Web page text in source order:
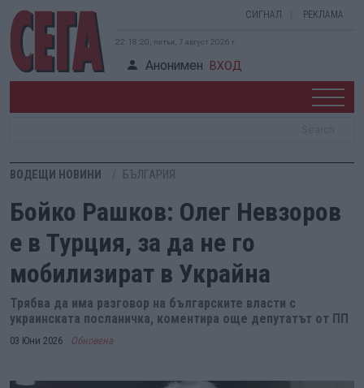
СИГНАЛ РЕКЛАМА
22:18:21, петък, 7 август 2026 г.
Анонимен ВХОД
ВОДЕЩИ НОВИНИ БЪЛГАРИЯ
Бойко Рашков: Олег Невзоров
е в Турция, за да не го
мобилизират в Украйна
Трябва да има разговор на българските власти с
украинската посланичка, коментира още депутатът от ПП
03 Юни 2026 Обновена